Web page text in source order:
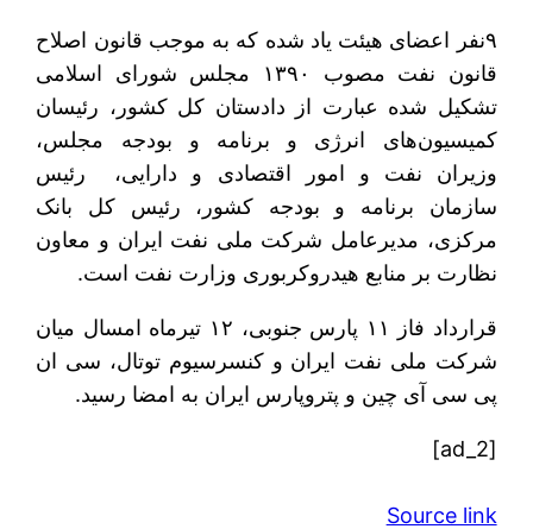
۹نفر اعضای هیئت یاد شده که به موجب قانون اصلاح
قانون نفت مصوب ۱۳۹۰ مجلس شورای اسلامی
تشکیل شده عبارت از دادستان کل کشور، رئیسان
کمیسیون‌های انرژی و برنامه و بودجه مجلس،
وزیران نفت و امور اقتصادی و دارایی، رئیس
سازمان برنامه و بودجه کشور، رئیس کل بانک
مرکزی، مدیرعامل شرکت ملی نفت ایران و معاون
نظارت بر منابع هیدروکربوری وزارت نفت است.
قرارداد فاز ۱۱ پارس جنوبی، ۱۲ تیرماه امسال میان
شرکت ملی نفت ایران و کنسرسیوم توتال، سی ان
پی سی آی چین و پتروپارس ایران به امضا رسید.
[ad_2]
Source link